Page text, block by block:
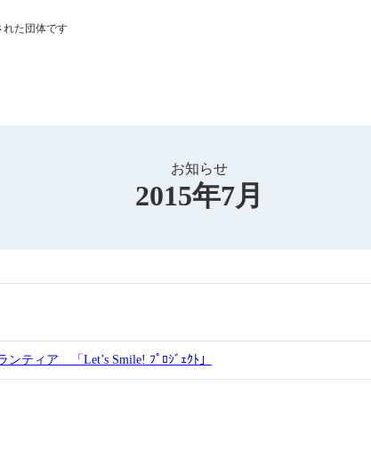
れた団体です
お知らせ
2015年7月
ティア 「Let’s Smile! ﾌﾟﾛｼﾞｪｸﾄ」